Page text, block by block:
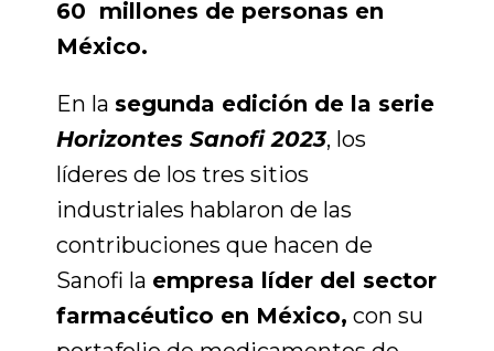
60 millones de personas en
México.
En la segunda edición de la serie
Horizontes Sanofi 2023, los
líderes de los tres sitios
industriales hablaron de las
contribuciones que hacen de
Sanofi la empresa líder del sector
farmacéutico en México, con su